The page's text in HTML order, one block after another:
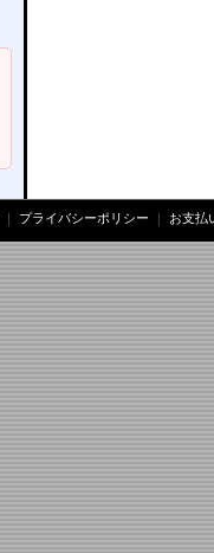
プライバシーポリシー お支払